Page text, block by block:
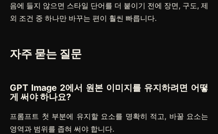
음에 들지 않으면 스타일 단어를 더 붙이기 전에 장면, 구도, 제
외 조건 중 하나만 바꾸는 편이 훨씬 빠릅니다.
자주 묻는 질문
GPT Image 2에서 원본 이미지를 유지하려면 어떻
게 써야 하나요?
프롬프트 첫 부분에 유지할 요소를 명확히 적고, 바꿀 요소는
영역과 범위를 좁혀 써야 합니다.